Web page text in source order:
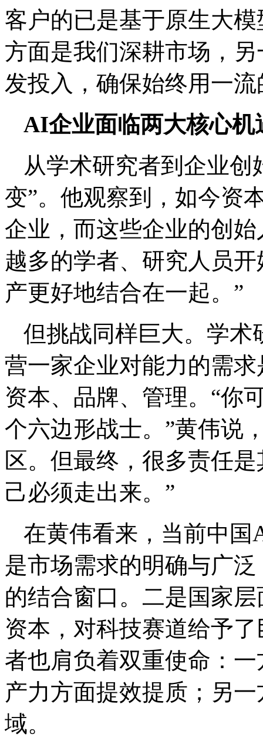
客户的已是基于原生大
方面是我们深耕市场，
发投入，确保始终用一
AI企业面临两大核心机
从学术研究者到企业创
变”。他观察到，如今资
企业，而这些企业的创
越多的学者、研究人员
产更好地结合在一起。”
但挑战同样巨大。学术
营一家企业对能力的需
资本、品牌、管理。“你
个六边形战士。”黄伟说
区。但最终，很多责任
己必须走出来。”
在黄伟看来，当前中
是市场需求的明确与广
的结合窗口。二是国家
资本，对科技赛道给予
者也肩负着双重使命：
产力方面提效提质；另
域。